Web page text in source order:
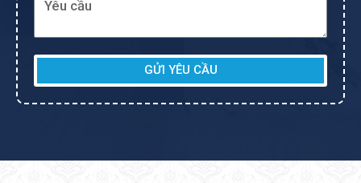
GỬI YÊU CẦU